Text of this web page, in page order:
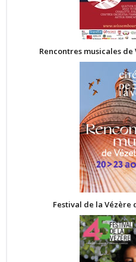
Rencontres musicales de
Festival de la Vézère